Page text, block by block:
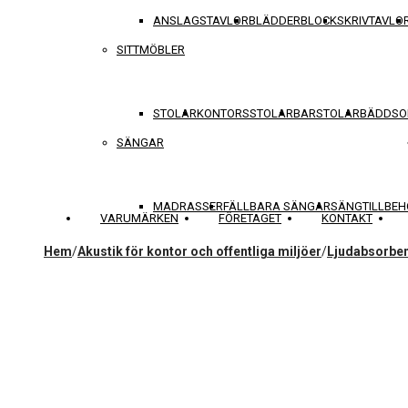
ANSLAGSTAVLORBLÄDDERBLOCK
SITTMÖBLER
STOLARKONTORSSTOLARBARSTOLAR
SÄNGAR
MADRASSERFÄLLBARA SÄNGAR
VARUMÄRKEN FÖRETAGET KONTAKT
Hem/Akustik för kontor och offentliga miljöer/